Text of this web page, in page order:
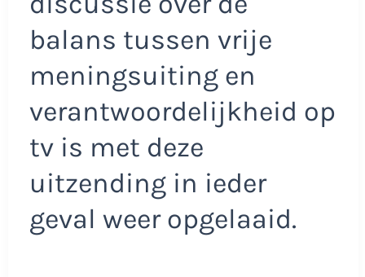
balans tussen vrije
meningsuiting en
verantwoordelijkheid op
tv is met deze
uitzending in ieder
geval weer opgelaaid.